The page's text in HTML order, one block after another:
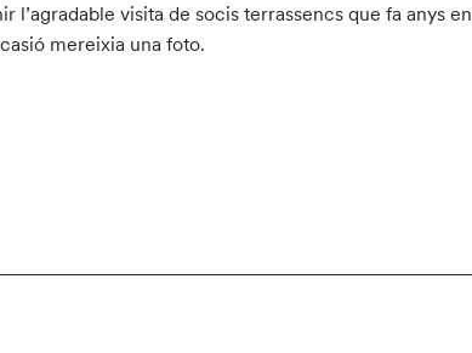
l’agradable visita de socis terrassencs que fa anys
mereixia una foto.